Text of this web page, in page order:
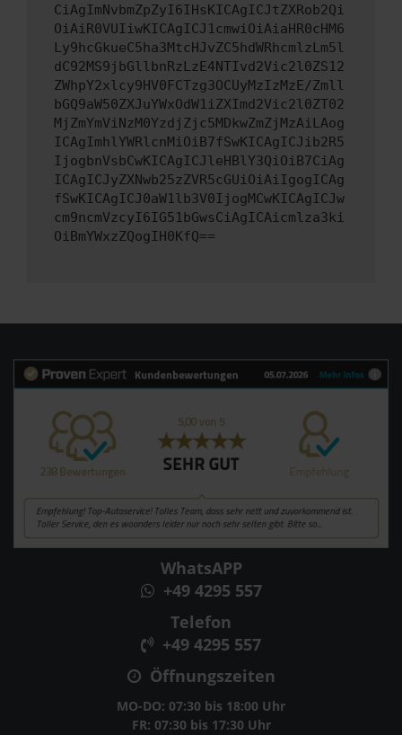
CiAgImNvbmZpZyI6IHsKICAgICJtZXRob2Qi
OiAiR0VUIiwKICAgICJ1cmwiOiAiaHR0cHM6
Ly9hcGkueC5ha3MtcHJvZC5hdWRhcmlzLm5l
dC92MS9jbGllbnRzLzE4NTIvd2Vic2l0ZS12
ZWhpY2xlcy9HV0FCTzg3OCUyMzIzMzE/Zmll
bGQ9aW50ZXJuYWxOdW1iZXImd2Vic2l0ZT02
MjZmYmViNzM0YzdjZjc5MDkwZmZjMzAiLAog
ICAgImhlYWRlcnMiOiB7fSwKICAgICJib2R5
IjogbnVsbCwKICAgICJleHBlY3QiOiB7CiAg
ICAgICJyZXNwb25zZVR5cGUiOiAiIgogICAg
fSwKICAgICJ0aW1lb3V0IjogMCwKICAgICJw
cm9ncmVzcyI6IG51bGwsCiAgICAicmlza3ki
OiBmYWxzZQogIH0KfQ==
WhatsAPP
+49 4295 557
Telefon
+49 4295 557
Öffnungszeiten
MO-DO: 07:30 bis 18:00 Uhr
FR: 07:30 bis 17:30 Uhr